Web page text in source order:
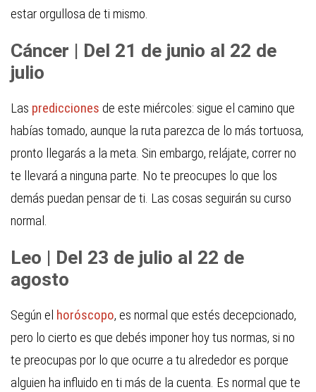
estar orgullosa de ti mismo.
Cáncer | Del 21 de junio al 22 de
julio
Las predicciones de este miércoles: sigue el camino que
habías tomado, aunque la ruta parezca de lo más tortuosa,
pronto llegarás a la meta. Sin embargo, relájate, correr no
te llevará a ninguna parte. No te preocupes lo que los
demás puedan pensar de ti. Las cosas seguirán su curso
normal.
Leo | Del 23 de julio al 22 de
agosto
Según el horóscopo, es normal que estés decepcionado,
pero lo cierto es que debés imponer hoy tus normas, si no
te preocupas por lo que ocurre a tu alrededor es porque
alguien ha influido en ti más de la cuenta. Es normal que te